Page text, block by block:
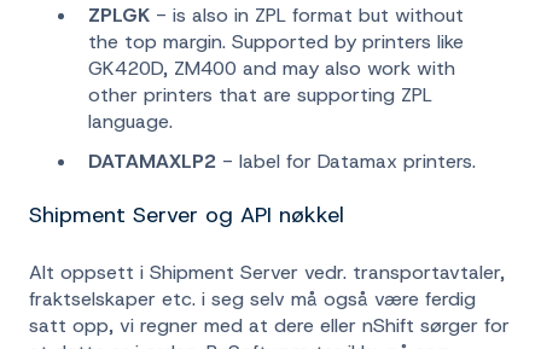
ZPLGK - is also in ZPL format but without
the top margin. Supported by printers like
GK420D, ZM400 and may also work with
other printers that are supporting ZPL
language.
DATAMAXLP2 - label for Datamax printers.
Shipment Server og API nøkkel
Alt oppsett i Shipment Server vedr. transportavtaler,
fraktselskaper etc. i seg selv må også være ferdig
satt opp, vi regner med at dere eller nShift sørger for